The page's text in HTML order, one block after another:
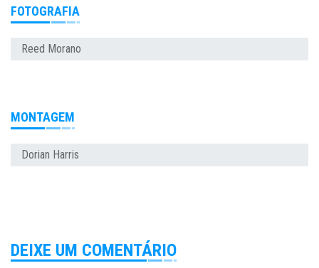
FOTOGRAFIA
Reed Morano
MONTAGEM
Dorian Harris
DEIXE UM COMENTÁRIO